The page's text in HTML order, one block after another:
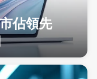
佔領先